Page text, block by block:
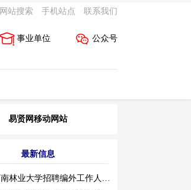
网站搜索 手机站点 联系我们
公众号
事业单位
易贤网移动网站
最新信息
2025年西南林业大学招聘编外工作人员公告（三）